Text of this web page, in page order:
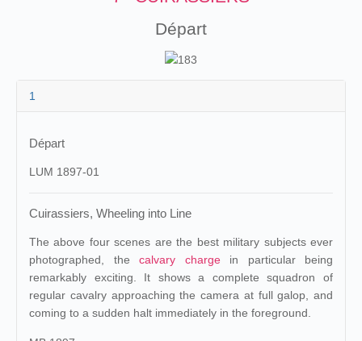
Départ
1
Départ
LUM 1897-01
Cuirassiers, Wheeling into Line
The above four scenes are the best military subjects ever
photographed, the calvary chargein particular being
remarkably exciting. It shows a complete squadron of
regular cavalry approaching the camera at full galop, and
coming to a sudden halt immediately in the foreground.